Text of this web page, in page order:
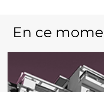
En ce